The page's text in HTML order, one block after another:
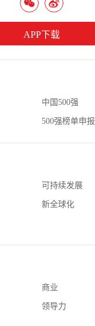
中国500强
500强榜单申报
可持续发展
新全球化
商业
领导力
APP下载